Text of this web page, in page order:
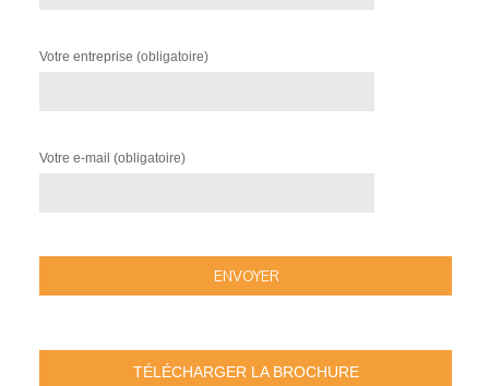
Votre entreprise (obligatoire)
Votre e-mail (obligatoire)
TÉLÉCHARGER LA BROCHURE